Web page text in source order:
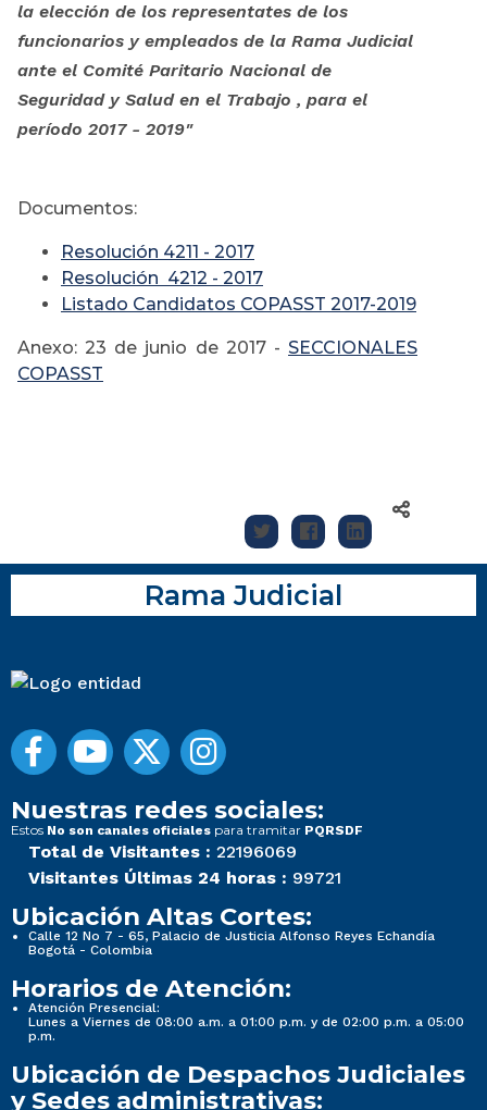
la elección de los representates de los
funcionarios y empleados de la Rama Judicial
ante el Comité Paritario Nacional de
Seguridad y Salud en el Trabajo , para el
período 2017 - 2019"
Documentos:
Resolución 4211 - 2017
Resolución 4212 - 2017
Listado Candidatos COPASST 2017-2019
Anexo: 23 de junio de 2017 - SECCIONALES
COPASST
Rama Judicial
Nuestras redes sociales:
Estos No son canales oficiales para tramitar PQRSDF
Total de Visitantes : 22196069
Visitantes Últimas 24 horas : 99721
Ubicación Altas Cortes:
Calle 12 No 7 - 65, Palacio de Justicia Alfonso Reyes Echandía
Bogotá - Colombia
Horarios de Atención:
Atención Presencial:
Lunes a Viernes de 08:00 a.m. a 01:00 p.m. y de 02:00 p.m. a 05:00
p.m.
Ubicación de Despachos Judiciales
y Sedes administrativas: